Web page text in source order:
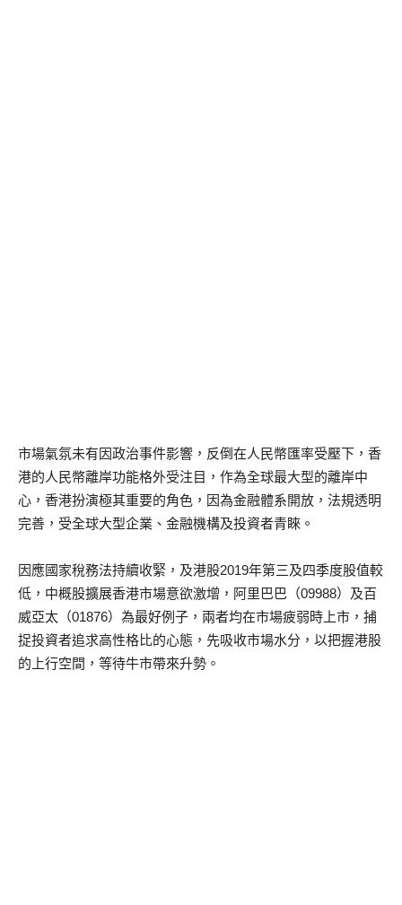
市場氣氛未有因政治事件影響，反倒在人民幣匯率受壓下，香
港的人民幣離岸功能格外受注目，作為全球最大型的離岸中
心，香港扮演極其重要的角色，因為金融體系開放，法規透明
完善，受全球大型企業、金融機構及投資者青睞。
因應國家稅務法持續收緊，及港股2019年第三及四季度股值較
低，中概股擴展香港市場意欲激增，阿里巴巴（09988）及百
威亞太（01876）為最好例子，兩者均在市場疲弱時上市，捕
捉投資者追求高性格比的心態，先吸收市場水分，以把握港股
的上行空間，等待牛市帶來升勢。